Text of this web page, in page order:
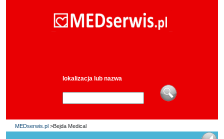
lokalizacja lub nazwa
MEDserwis.pl >Bejda Medical